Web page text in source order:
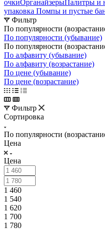
очкиОрганайзерыПалитры и
упаковка Помпы и пустые
Фильтр
По популярности
По популярности (убывание)
По популярности
По алфавиту (убывание)
По алфавиту (возрастание)
По цене (убывание)
По цене (возрастание)
Фильтр
Сортировка
По популярности
Цена
Цена
1 460
1 540
1 620
1 700
1 780